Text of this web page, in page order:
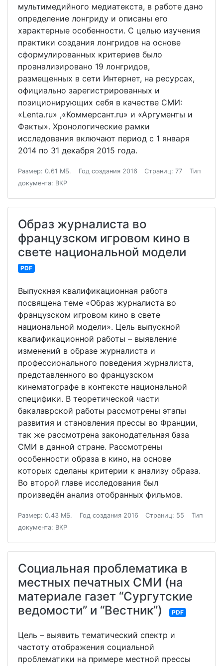
мультимедийного медиатекста, в работе дано
определение лонгриду и описаны его
характерные особенности. С целью изучения
практики создания лонгридов на основе
сформулированных критериев было
проанализировано 19 лонгридов,
размещенных в сети Интернет, на ресурсах,
официально зарегистрированных и
позиционирующих себя в качестве СМИ:
«Lenta.ru» ,«Коммерсант.ru» и «Аргументы и
Факты». Хронологические рамки
исследования включают период с 1 января
2014 по 31 декабря 2015 года.
Размер: 0.61 МБ. Год создания 2016 Страниц: 77
Тип
документа: ВКР
Образ журналиста во
французском игровом кино в
свете национальной модели
PDF
Выпускная квалификационная работа
посвящена теме «Образ журналиста во
французском игровом кино в свете
национальной модели». Цель выпускной
квалификационной работы – выявление
изменений в образе журналиста и
профессионального поведения журналиста,
представленного во французском
кинематографе в контексте национальной
специфики. В теоретической части
бакалаврской работы рассмотрены этапы
развития и становления прессы во Франции,
так же рассмотрена законодательная база
СМИ в данной стране. Рассмотрены
особенности образа в кино, на основе
которых сделаны критерии к анализу образа.
Во второй главе исследования был
произведён анализ отобранных фильмов.
Размер: 0.43 МБ. Год создания 2016 Страниц: 55
Тип
документа: ВКР
Социальная проблематика в
местных печатных СМИ (на
материале газет “Сургутские
ведомости” и “Вестник”)
PDF
Цель – выявить тематический спектр и
частоту отображения социальной
проблематики на примере местной прессы